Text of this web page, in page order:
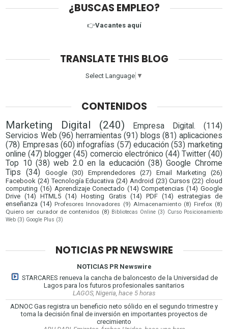
¿BUSCAS EMPLEO?
👉Vacantes aquí
TRANSLATE THIS BLOG
Select Language ▼
CONTENIDOS
Marketing Digital (240) Empresa Digital.
(114)
Servicios Web (96) herramientas (91) blogs (81) aplicaciones
(78) Empresas (60) infografías (57) educación (53) marketing
online (47) blogger (45) comercio electrónico (44) Twitter (40)
Top 10 (38) web 2.0 en la educación (38) Google Chrome
Tips
(34) Google (30) Emprendedores (27) Email Marketing
(26)
Facebook (24) Tecnología Educativa (24) Android (23) Cursos (22) cloud
computing (16) Aprendizaje Conectado (14) Competencias (14) Google
Drive (14) HTML5 (14) Hosting Gratis (14) PDF (14) estrategias de
enseñanza (14) Profesores Innovadores (9) Almacenamiento (8) Firefox (8)
Quiero ser curador de contenidos (8) Bibliotecas Online (3) Curso Posicionamiento
Web (3) Google Plus (3)
NOTICIAS PR NEWSWIRE
NOTICIAS PR Newswire
STARCARES renueva la cancha de baloncesto de la Universidad de
Lagos para los futuros profesionales sanitarios
LAGOS, Nigeria, hace 5 horas
ADNOC Gas registra un beneficio neto sólido en el segundo trimestre y
toma la decisión final de inversión en importantes proyectos de
crecimiento